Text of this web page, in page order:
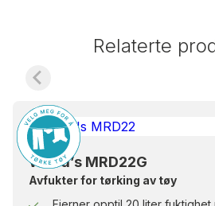
Relaterte
Wood’s MRD22G
Avfukter for tørking av tøy